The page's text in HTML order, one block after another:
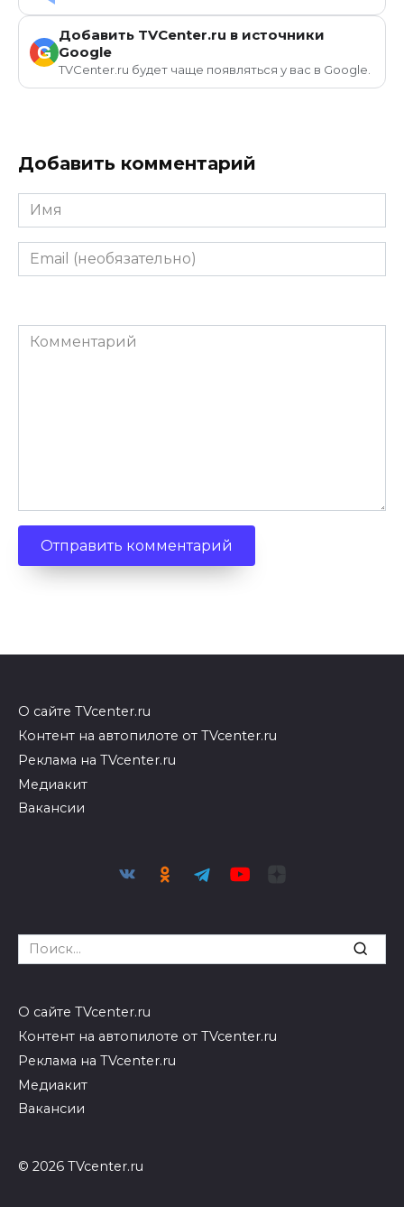
G
Добавить TVCenter.ru в источники
Google
TVCenter.ru будет чаще появляться у вас в Google.
Добавить комментарий
Имя
Email
(необязательно)
Комментарий
О сайте TVcenter.ru
Контент на автопилоте от TVcenter.ru
Реклама на TVcenter.ru
Медиакит
Вакансии
Search
for:
О сайте TVcenter.ru
Контент на автопилоте от TVcenter.ru
Реклама на TVcenter.ru
Медиакит
Вакансии
© 2026 TVcenter.ru